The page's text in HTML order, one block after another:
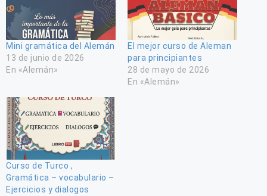
Mini gramática del Alemán
13 de junio de 2026
En «Alemán»
El mejor curso de Aleman
para principiantes
28 de mayo de 2026
En «Alemán»
Curso de Turco ,
Gramática – vocabulario –
Ejercicios y dialogos